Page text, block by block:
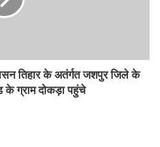
n
तिहार के अतंर्गत जशपुर जिले के
ग्राम दोकड़ा पहुंचे